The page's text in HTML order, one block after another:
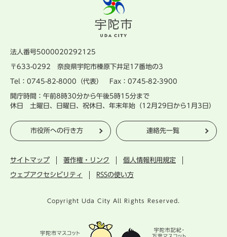
法人番号5000020292125
〒633-0292 奈良県宇陀市榛原下井足17番地の3
Tel：0745-82-8000（代表） Fax：0745-82-3900
開庁時間：午前8時30分から午後5時15分まで
休日 土曜日、日曜日、祝休日、年末年始（12月29日から1月3日）
市役所への行き方 連絡先一覧
サイトマップ 著作権・リンク 個人情報利用規定
ウェブアクセシビリティ RSSの使い方
Copyright Uda City All Rights Reserved.